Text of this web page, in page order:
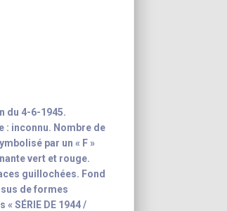
du 4-6-1945.
: inconnu. Nombre de
par un « F »
vert et rouge.
guillochées. Fond
de formes
SÉRIE DE 1944 /